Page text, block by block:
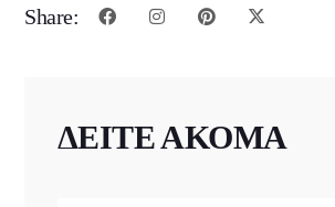
Share:
ΔΕΙΤΕ ΑΚΟΜΑ